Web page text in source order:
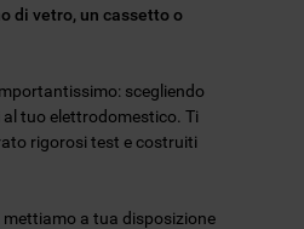
di vetro, un cassetto o
scegliendo
tuo elettrodomestico. Ti
rigorosi test e costruiti
mettiamo a tua disposizione